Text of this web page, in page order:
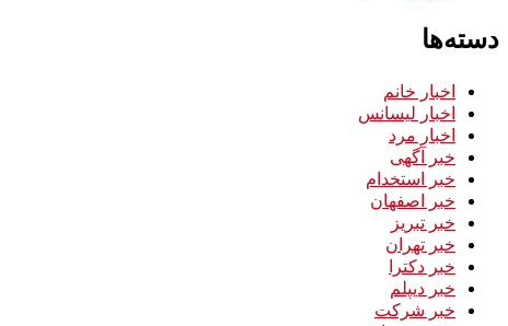
دسته‌ها
اخبار خانم
اخبار لیسانس
اخبار مرد
خبر آگهی
خبر استخدام
خبر اصفهان
خبر تبریز
خبر تهران
خبر دکترا
خبر دیپلم
خبر شرکت